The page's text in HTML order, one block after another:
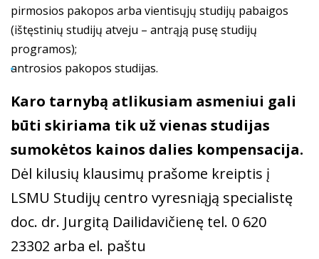
pirmosios pakopos arba vientisųjų studijų pabaigos
(ištęstinių studijų atveju – antrąją pusę studijų
programos);
antrosios pakopos studijas.
Karo tarnybą atlikusiam asmeniui gali
būti skiriama tik už vienas studijas
sumokėtos kainos dalies kompensacija.
Dėl kilusių klausimų prašome kreiptis į
LSMU Studijų centro vyresniąją specialistę
doc. dr. Jurgitą Dailidavičienę tel. 0 620
23302 arba el. paštu